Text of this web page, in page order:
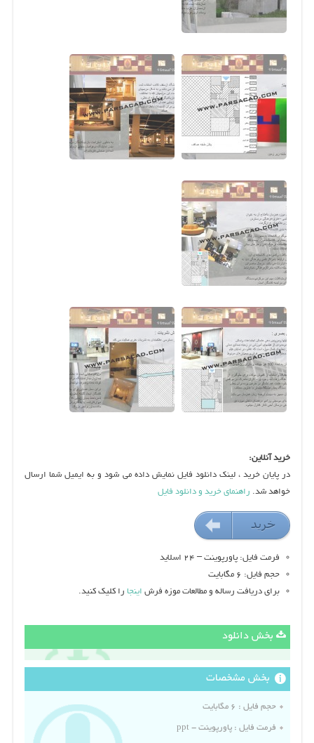
خرید آنلاین:
در پایان خرید ، لینک دانلود فایل نمایش داده می شود و به ایمیل شما ارسال
خواهد شد. راهنمای خرید و دانلود فایل
۴۵۰۰۰ تومان خريد
فرمت فایل: پاورپوینت – ۲۴ اسلاید
حجم فایل: ۶ مگابایت
برای دریافت رساله و مطالعات موزه فرشاینجارا کلیک کنید.
بخش دانلود
بخش مشخصات
حجم فایل : ۶ مگابایت
فرمت فایل : پاورپوینت - ppt